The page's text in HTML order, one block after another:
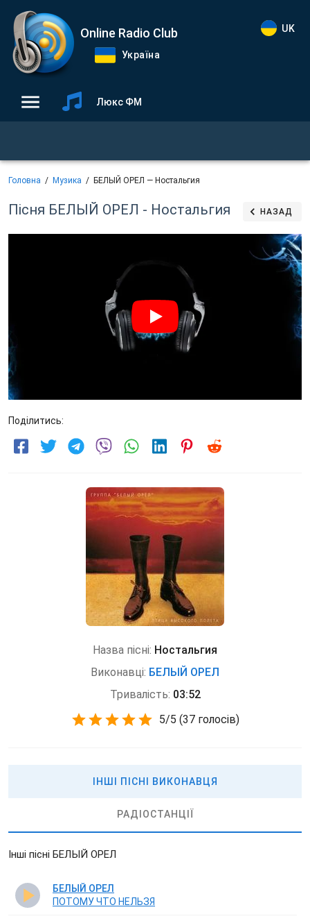
Online Radio Club
Україна
UK
Люкс ФМ
Головна Музика БЕЛЫЙ ОРЕЛ — Ностальгия
Пісня БЕЛЫЙ ОРЕЛ - Ностальгия НАЗАД
Поділитись:
Назва пісні: Ностальгия
Виконавці: БЕЛЫЙ ОРЕЛ
Тривалість: 03:52
5/5 (37 голосів)
ІНШІ ПІСНІ ВИКОНАВЦЯ
РАДІОСТАНЦІЇ
Інші пісні БЕЛЫЙ ОРЕЛ
БЕЛЫЙ ОРЕЛ
ПОТОМУ ЧТО НЕЛЬЗЯ